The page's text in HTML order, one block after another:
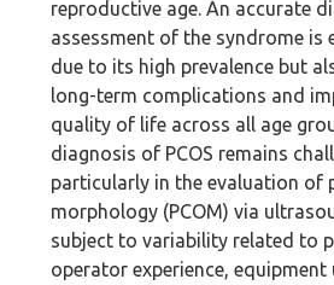
reproductive age. An accurate
assessment of the syndrome is
due to its high prevalence but
long-term complications and
quality of life across all age
diagnosis of PCOS remains
particularly in the evaluation of
morphology (PCOM) via
subject to variability related to
operator experience,